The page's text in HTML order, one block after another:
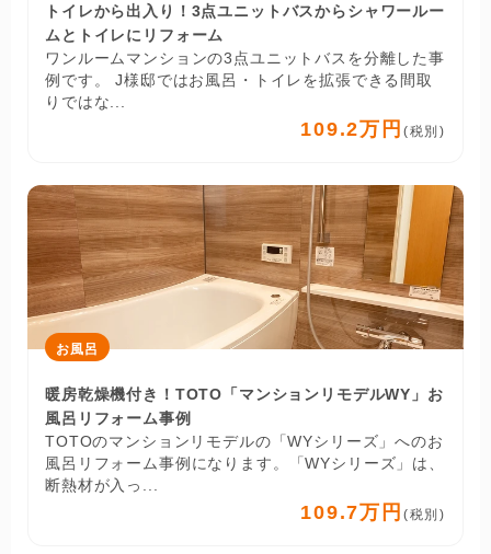
トイレから出入り！3点ユニットバスからシャワールー
ムとトイレにリフォーム
ワンルームマンションの3点ユニットバスを分離した事
例です。 J様邸ではお風呂・トイレを拡張できる間取
りではな...
109.2万円 (税別)
お風呂
暖房乾燥機付き！TOTO「マンションリモデルWY」お
風呂リフォーム事例
TOTOのマンションリモデルの「WYシリーズ」へのお
風呂リフォーム事例になります。「WYシリーズ」は、
断熱材が入っ...
109.7万円 (税別)